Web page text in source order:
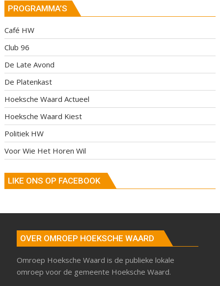
PROGRAMMA’S
Café HW
Club 96
De Late Avond
De Platenkast
Hoeksche Waard Actueel
Hoeksche Waard Kiest
Politiek HW
Voor Wie Het Horen Wil
LIKE ONS OP FACEBOOK
OVER OMROEP HOEKSCHE WAARD
Omroep Hoeksche Waard is de publieke lokale
omroep voor de gemeente Hoeksche Waard.